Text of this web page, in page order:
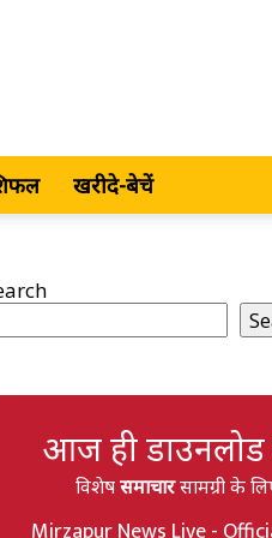
खरीदे-बेचें
आज ही
विशेषसमाचारसामग्री के